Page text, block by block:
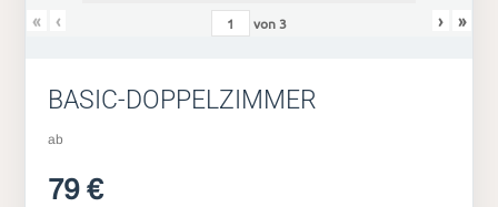
« ‹ von3 › »
BASIC-DOPPELZIMMER
ab
79 €